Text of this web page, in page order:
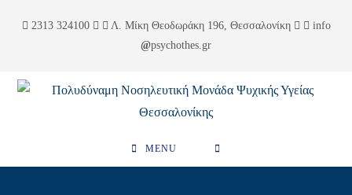
περιεχόμενο
2313 324100 Λ. Μίκη Θεοδωράκη 196, Θεσσαλονίκη
info
psychothes.gr
MENU